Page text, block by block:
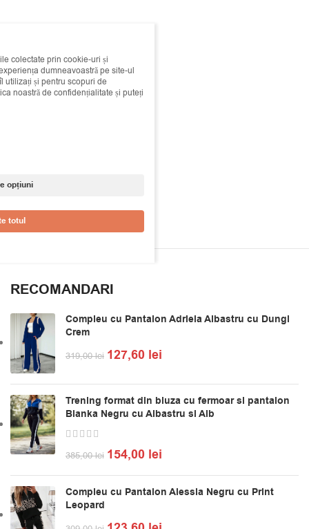
RECOMANDARI
Compleu cu Pantalon Adriela Albastru cu Dungi
Crem
319,00lei 127,60 lei
Trening format din bluza cu fermoar si pantalon
Bianka Negru cu Albastru si Alb
385,00lei 154,00 lei
Compleu cu Pantalon Alessia Negru cu Print
Leopard
colectate prin cookie-uri și
dumneavoastră pe site-ul
utilizați și pentru scopuri de
noastră de confidențialitate și puteți
opțiuni
totul